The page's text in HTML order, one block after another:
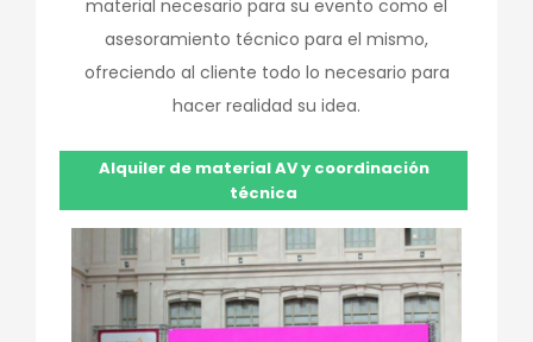
material necesario para su evento como el
asesoramiento técnico para el mismo,
ofreciendo al cliente todo lo necesario para
hacer realidad su idea.
Alquiler de material AV y coordinación
técnica